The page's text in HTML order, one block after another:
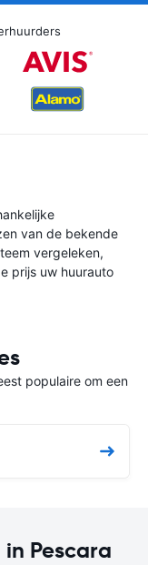
van de bekende
vergeleken,
prijs uw huurauto
populaire om een
Pescara